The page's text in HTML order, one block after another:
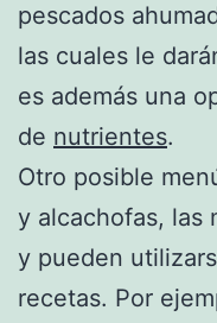
pescados
las cuales le
es además una
de nutrientes.
Otro posible
y alcachofas, las
y pueden
recetas. Por